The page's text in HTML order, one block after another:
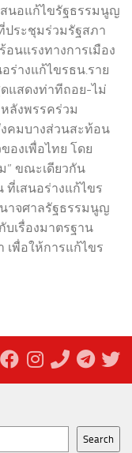
สนอแก้ไขรัฐธรรมนูญ
ประชุมร่วมรัฐสภา
นแรงทางการเมือง
ร่างแก้ไขรธน.ราย
แสดงท่าทีถอย-ไม่
ลังพรรคร่วม
คมบางส่วนสะท้อน
องเพื่อไทย โดย
” ขณะเดียวกัน
เสนอร่างแก้ไขร
นาจศาลรัฐธรรมนูญ
บเรื่องมาตรฐาน
เพื่อให้การแก้ไขร
Search